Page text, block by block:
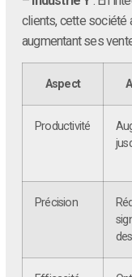
clients, cette société
augmentant ses
Aspect
Productivité
Précision